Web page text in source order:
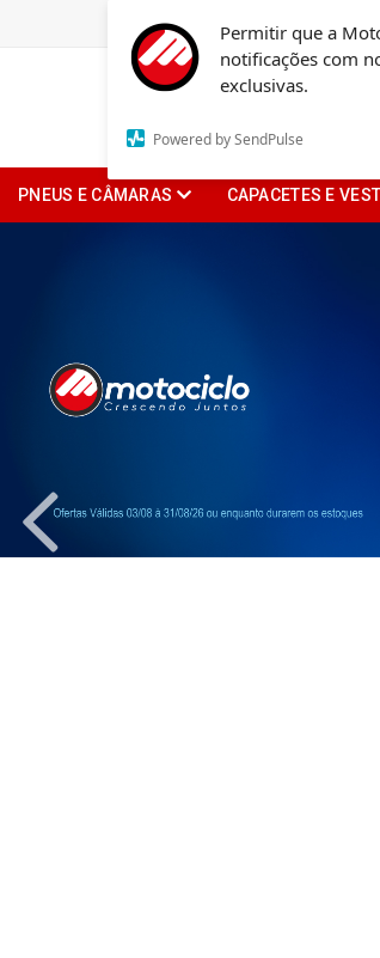
Permitir que a
notificações com
exclusivas.
Powered by SendPulse
PNEUS E CÂMARAS CAPACETES E